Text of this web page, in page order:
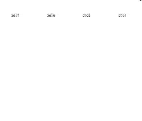
2017 2019 2021 2023